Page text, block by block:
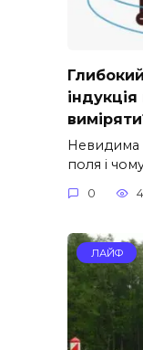
Невидима
поля і
0
ЛАЙФ